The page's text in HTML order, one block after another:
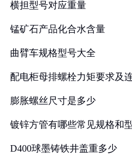
横担型号对应重量
锰矿石产品化合水含量
曲臂车规格型号大全
配电柜母排螺栓力矩要求及
膨胀螺丝尺寸是多少
镀锌方管有哪些常见规格和
D400球墨铸铁井盖重多少